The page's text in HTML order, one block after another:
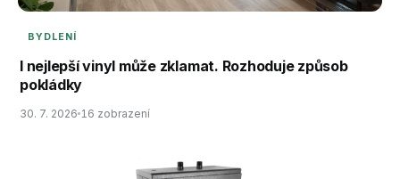
BYDLENÍ
I nejlepší vinyl může zklamat. Rozhoduje způsob
pokládky
30. 7. 2026 16 zobrazení